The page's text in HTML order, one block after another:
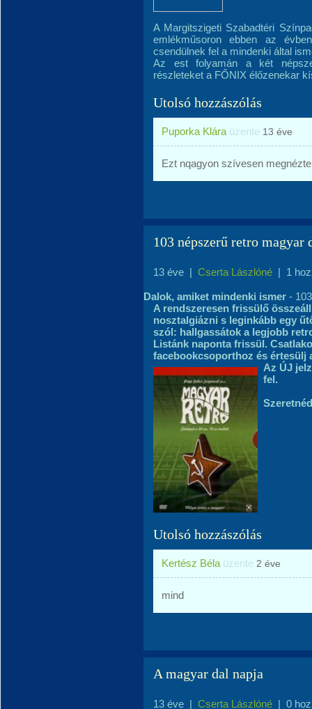
A Margitszigeti Szabadtéri
emlékműsoron ebben az
csendülnek fel a mindenki által
Az est folyamán a két
részleteket a FŐNIX élőzenekar
Utolsó hozzászólás
Puporka Klára üzente 13 éve
Ezt nqagyon szívesen
103 népszerű retro magyar
13 éve | Cserta Lászlóné | 1
Dalok, amiket mindenki ismer -
A rendszeresen frissülő
nosztalgiázni s leginkább egy
szól: hallgassátok a legjobb
Listánk naponta frissül.
facebookcsoporthoz és értesülj
Az ÚJ
fel.
Utolsó hozzászólás
Kertész Béla üzente 2 éve
mind
A magyar dal napja
13 éve | Cserta Lászlóné | 0